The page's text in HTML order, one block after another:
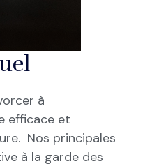
à
efficace et
Nos principales
à la garde des